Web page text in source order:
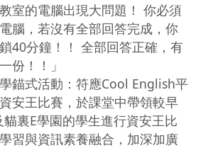
的電腦出現大問題！ 你必須
腦，若沒有全部回答完成，你
40分鐘！！ 全部回答正確，有
份！！」
學錨式活動：符應Cool English平
安王比賽，於課堂中帶領較早
裏E學園的學生進行資安王比
習與資訊素養融合，加深加廣